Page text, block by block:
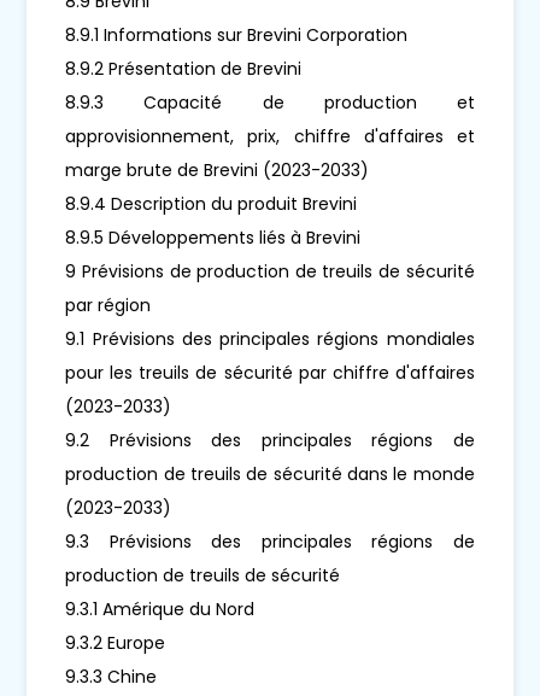
8.9.1 Informations sur Brevini Corporation
8.9.2 Présentation de Brevini
8.9.3 Capacité de production et
approvisionnement, prix, chiffre d'affaires et
marge brute de Brevini (2023-2033)
8.9.4 Description du produit Brevini
8.9.5 Développements liés à Brevini
9 Prévisions de production de treuils de sécurité
par région
9.1 Prévisions des principales régions mondiales
pour les treuils de sécurité par chiffre d'affaires
(2023-2033)
9.2 Prévisions des principales régions de
production de treuils de sécurité dans le monde
(2023-2033)
9.3 Prévisions des principales régions de
production de treuils de sécurité
9.3.1 Amérique du Nord
9.3.2 Europe
9.3.3 Chine